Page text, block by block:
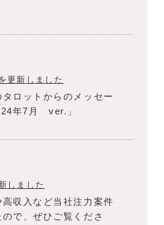
更新しました
タロットからのメッセー
年7月 ver.」
しました
収入など当社注力案件
で、ぜひご覧くださ